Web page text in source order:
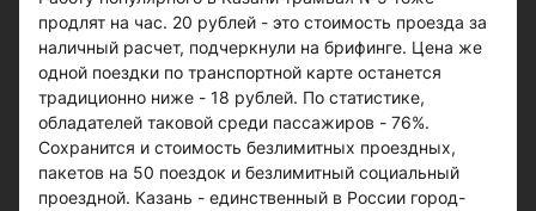
продлят на час. 20 рублей - это стоимость проезда за
наличный расчет, подчеркнули на брифинге. Цена же
одной поездки по транспортной карте останется
традиционно ниже - 18 рублей. По статистике,
обладателей таковой среди пассажиров - 76%.
Сохранится и стоимость безлимитных проездных,
пакетов на 50 поездок и безлимитный социальный
проездной. Казань - единственный в России город-